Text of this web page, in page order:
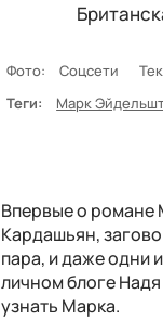
Фото: Соцсети
Теги:
Марк
Впервые о романе
Кардашьян,
пара, и даже одни
личном блоге
узнать Марка.